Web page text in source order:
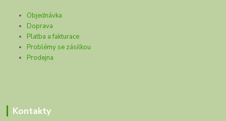
Objednávka
Doprava
Platba a fakturace
Problémy se zásilkou
Prodejna
Kontakty